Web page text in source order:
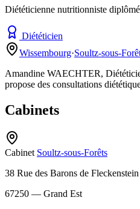
Diététicienne nutritionniste
Diététicien
Wissembourg·Soultz-sous-
Amandine WAECHTER,
propose des consultations
Cabinets
Cabinet Soultz-sous-Forêts
38 Rue des Barons de Fleckenstein
67250 — Grand Est